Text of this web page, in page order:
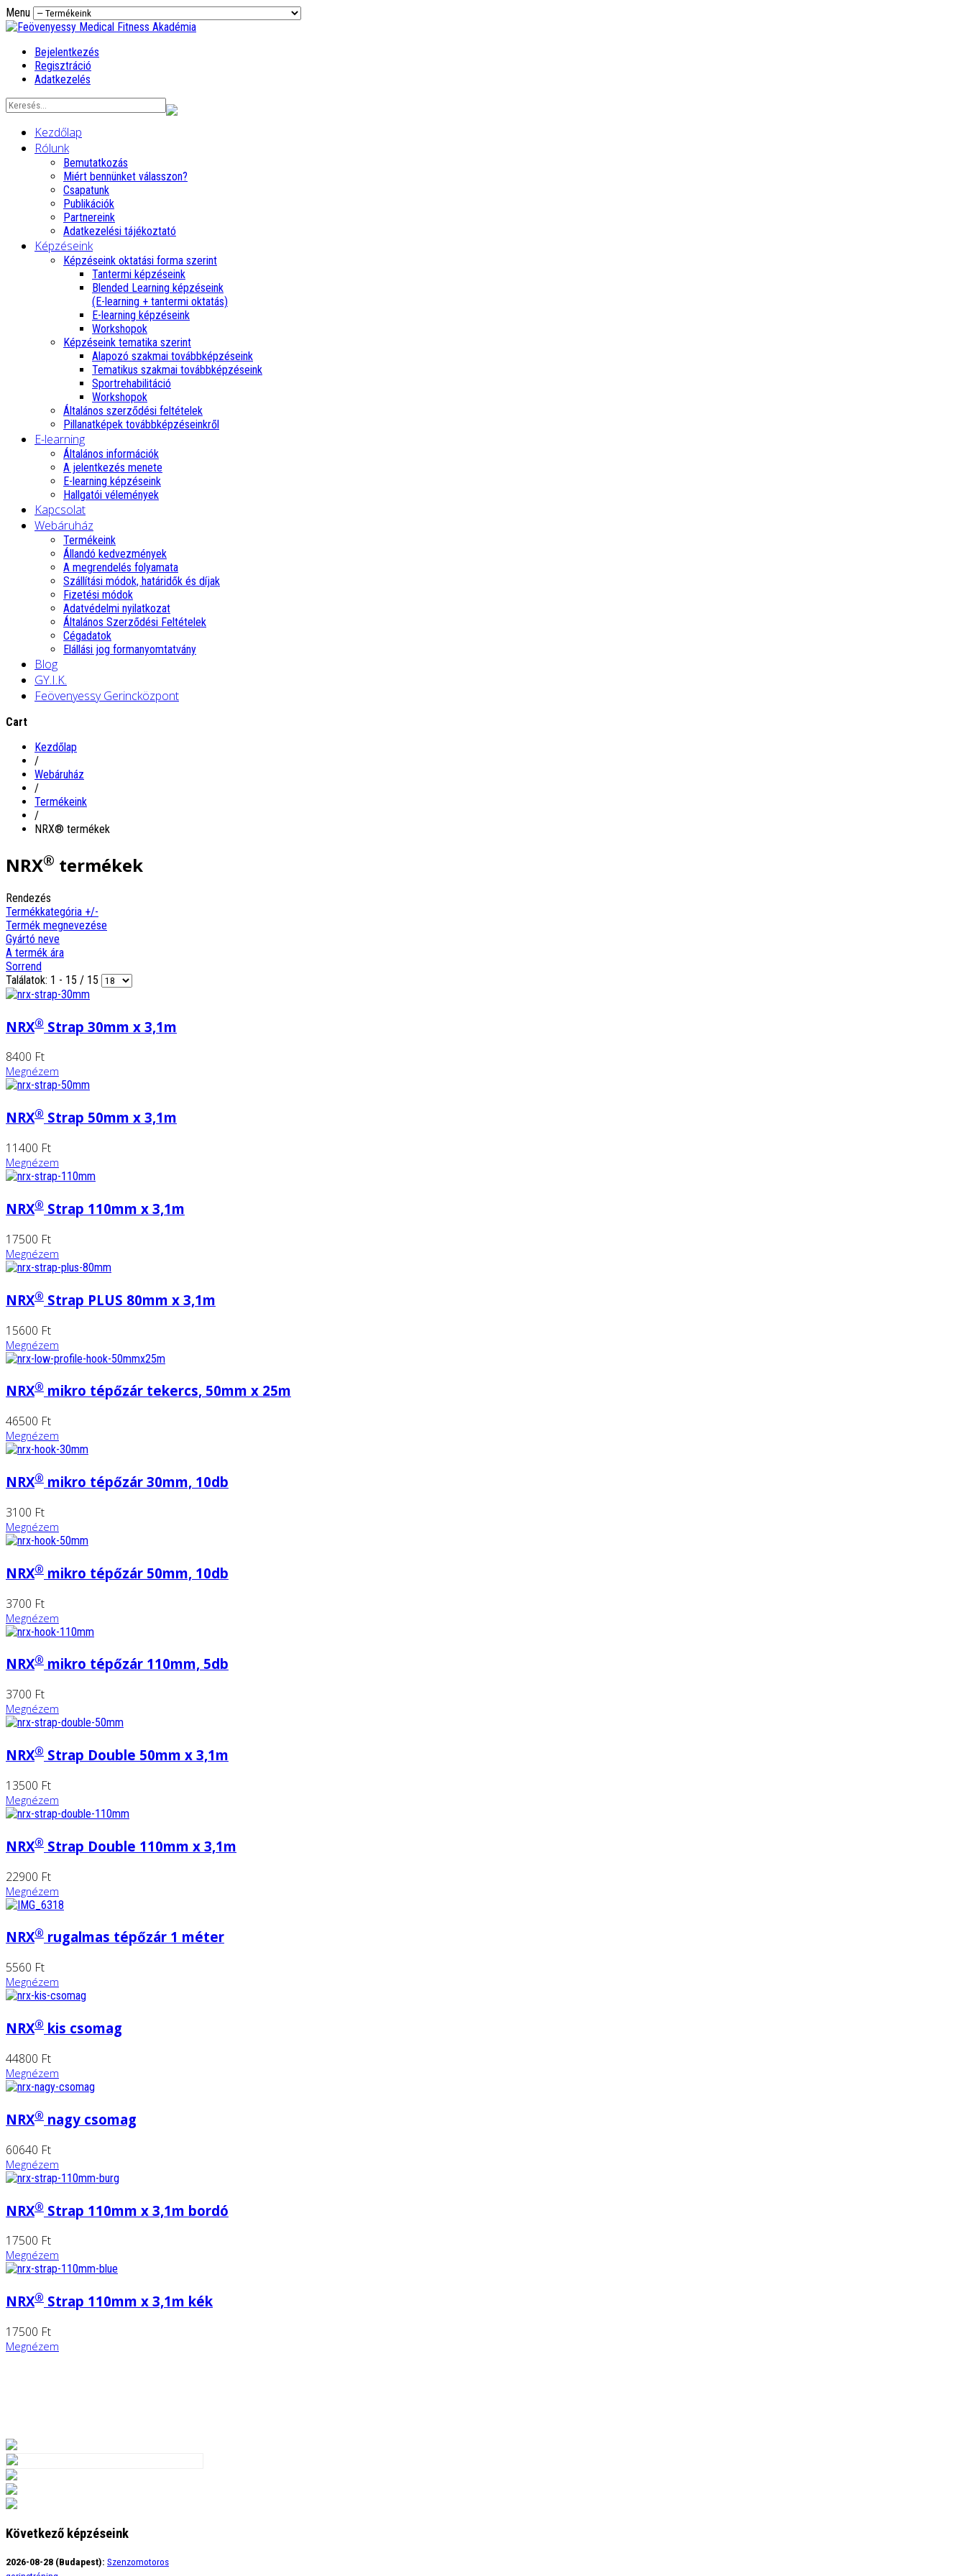
Menu
Bejelentkezés
Regisztráció
Adatkezelés
Kezdőlap
Rólunk
Bemutatkozás
Miért bennünket válasszon?
Csapatunk
Publikációk
Partnereink
Adatkezelési tájékoztató
Képzéseink
Képzéseink oktatási forma szerint
Tantermi képzéseink
Blended Learning képzéseink
(E-learning + tantermi oktatás)
E-learning képzéseink
Workshopok
Képzéseink tematika szerint
Alapozó szakmai továbbképzéseink
Tematikus szakmai továbbképzéseink
Sportrehabilitáció
Workshopok
Általános szerződési feltételek
Pillanatképek továbbképzéseinkről
E-learning
Általános információk
A jelentkezés menete
E-learning képzéseink
Hallgatói vélemények
Kapcsolat
Webáruház
Termékeink
Állandó kedvezmények
A megrendelés folyamata
Szállítási módok, határidők és díjak
Fizetési módok
Adatvédelmi nyilatkozat
Általános Szerződési Feltételek
Cégadatok
Elállási jog formanyomtatvány
Blog
GY.I.K.
Feövenyessy Gerincközpont
Cart
Kezdőlap
/
Webáruház
/
Termékeink
/
NRX® termékek
NRX® termékek
Rendezés
Termékkategória +/-
Termék megnevezése
Gyártó neve
A termék ára
Sorrend
Találatok: 1 - 15 / 15
NRX® Strap 30mm x 3,1m
8400 Ft
Megnézem
NRX® Strap 50mm x 3,1m
11400 Ft
Megnézem
NRX® Strap 110mm x 3,1m
17500 Ft
Megnézem
NRX® Strap PLUS 80mm x 3,1m
15600 Ft
Megnézem
NRX® mikro tépőzár tekercs, 50mm x 25m
46500 Ft
Megnézem
NRX® mikro tépőzár 30mm, 10db
3100 Ft
Megnézem
NRX® mikro tépőzár 50mm, 10db
3700 Ft
Megnézem
NRX® mikro tépőzár 110mm, 5db
3700 Ft
Megnézem
NRX® Strap Double 50mm x 3,1m
13500 Ft
Megnézem
NRX® Strap Double 110mm x 3,1m
22900 Ft
Megnézem
NRX® rugalmas tépőzár 1 méter
5560 Ft
Megnézem
NRX® kis csomag
44800 Ft
Megnézem
NRX® nagy csomag
60640 Ft
Megnézem
NRX® Strap 110mm x 3,1m bordó
17500 Ft
Megnézem
NRX® Strap 110mm x 3,1m kék
17500 Ft
Megnézem
Következő képzéseink
2026-08-28 (Budapest): Szenzomotoros